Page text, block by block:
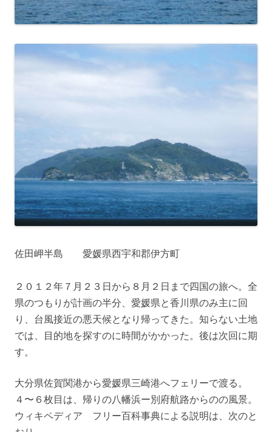
佐田岬半島 愛媛県西宇和郡伊方町
２０１２年７月２３日から８月２日まで四国の旅へ。全
県のつもりが計画の半分、愛媛県と香川県のみ主に回
り、台風接近の悪天候となり帰ってきた。知らない土地
では、目的地を探すのに時間がかかった。後は次回に期
す。
大分県佐賀関港から愛媛県三崎港へフェリーで渡る。
４〜６枚目は、帰りの八幡浜ー別府航路からのの風景。
ウィキペディア フリー百科事典による説明は、次のと